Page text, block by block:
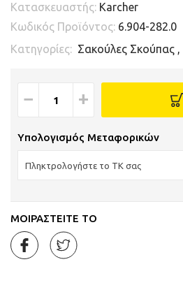
Κατασκευαστής: Karcher
Κωδικός Προϊόντος: 6.904-282.0
Κατηγορίες: Σακούλες Σκούπας ,
− +
Υπολογισμός Μεταφορικών
ΜΟΙΡΑΣΤΕΙΤΕ ΤΟ